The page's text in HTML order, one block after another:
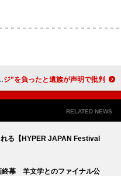
故リアム・ペイン、死の状況をめぐる報道により“言い表せないほどの永続的なダメージ”を負ったと遺族が声明で批判
RELATED NEWS
る【HYPER JAPAN Festival
終幕 羊文学とのファイナル公